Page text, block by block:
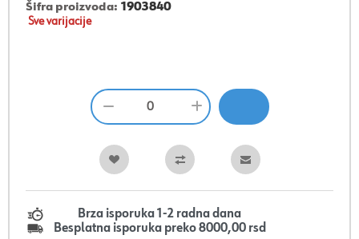
Šifra proizvoda: 1903840
Sve varijacije
Brza isporuka 1-2 radna dana
Besplatna isporuka preko 8000,00 rsd